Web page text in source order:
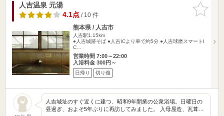
お気に入
りに追加
人吉温泉 元湯
4.1点/ 10 件
熊本県 / 人吉市
人吉駅1.15km
●人吉城跡そば ●人吉ICより車で約5分 ●人吉球磨スマートI
C…
営業時間 7:00～22:00
入浴料金 300円～
日帰り 切り傷
人吉城址のすぐ近くに建つ、昭和9年開業の公衆浴場。日曜日の
昼過ぎ、およそ5年ぶりに再訪してみました。 入母屋造、瓦葺…